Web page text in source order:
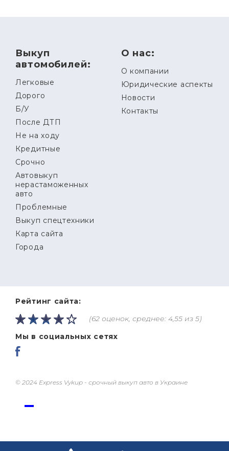
Выкуп
автомобилей:
Легковые
Дорого
Б/У
После ДТП
Не на ходу
Кредитные
Срочно
Автовыкуп
нерастаможенных
авто
Проблемные
Выкуп спецтехники
Карта сайта
Города
О нас:
О компании
Юридические аспекты
Новости
Контакты
Рейтинг сайта:
(62 оценок, среднее: 4,55 из 5)
Мы в социальных сетях
© 2024 Express Vykup - срочный выкуп авто в Украине